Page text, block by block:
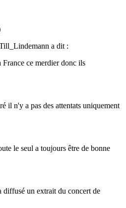
a dit :
ce merdier donc ils
il n'y a pas des attentats uniquement
le seul a toujours être de bonne
diffusé un extrait du concert de